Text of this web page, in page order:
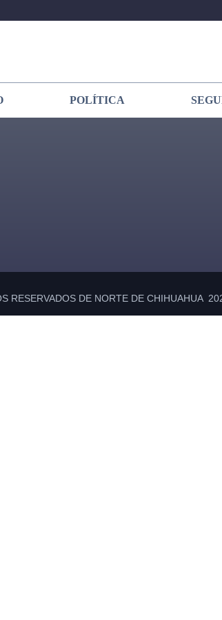
POLÍTICA
RESERVADOS DE NORTE DE CHIHUAHUA